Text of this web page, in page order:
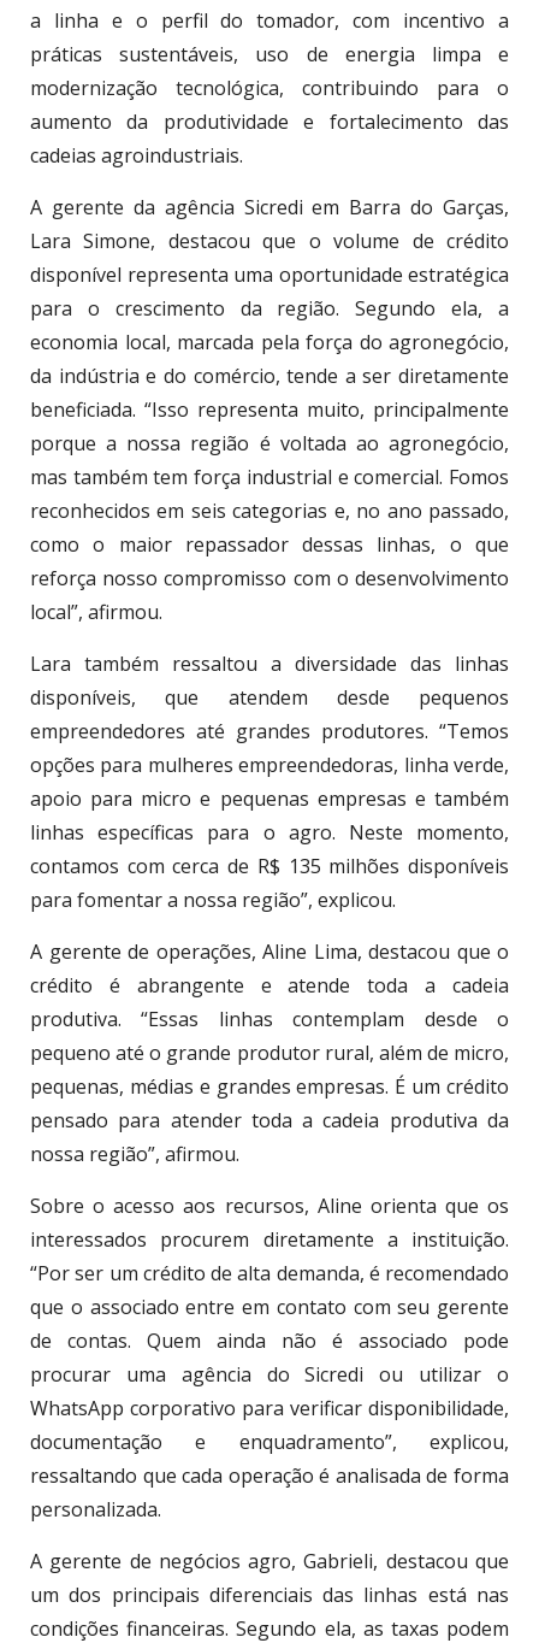
a linha e o perfil do tomador, com incentivo a
práticas sustentáveis, uso de energia limpa e
modernização tecnológica, contribuindo para o
aumento da produtividade e fortalecimento das
cadeias agroindustriais.
A gerente da agência Sicredi em Barra do Garças,
Lara Simone, destacou que o volume de crédito
disponível representa uma oportunidade estratégica
para o crescimento da região. Segundo ela, a
economia local, marcada pela força do agronegócio,
da indústria e do comércio, tende a ser diretamente
beneficiada. “Isso representa muito, principalmente
porque a nossa região é voltada ao agronegócio,
mas também tem força industrial e comercial. Fomos
reconhecidos em seis categorias e, no ano passado,
como o maior repassador dessas linhas, o que
reforça nosso compromisso com o desenvolvimento
local”, afirmou.
Lara também ressaltou a diversidade das linhas
disponíveis, que atendem desde pequenos
empreendedores até grandes produtores. “Temos
opções para mulheres empreendedoras, linha verde,
apoio para micro e pequenas empresas e também
linhas específicas para o agro. Neste momento,
contamos com cerca de R$ 135 milhões disponíveis
para fomentar a nossa região”, explicou.
A gerente de operações, Aline Lima, destacou que o
crédito é abrangente e atende toda a cadeia
produtiva. “Essas linhas contemplam desde o
pequeno até o grande produtor rural, além de micro,
pequenas, médias e grandes empresas. É um crédito
pensado para atender toda a cadeia produtiva da
nossa região”, afirmou.
Sobre o acesso aos recursos, Aline orienta que os
interessados procurem diretamente a instituição.
“Por ser um crédito de alta demanda, é recomendado
que o associado entre em contato com seu gerente
de contas. Quem ainda não é associado pode
procurar uma agência do Sicredi ou utilizar o
WhatsApp corporativo para verificar disponibilidade,
documentação e enquadramento”, explicou,
ressaltando que cada operação é analisada de forma
personalizada.
A gerente de negócios agro, Gabrieli, destacou que
um dos principais diferenciais das linhas está nas
condições financeiras. Segundo ela, as taxas podem